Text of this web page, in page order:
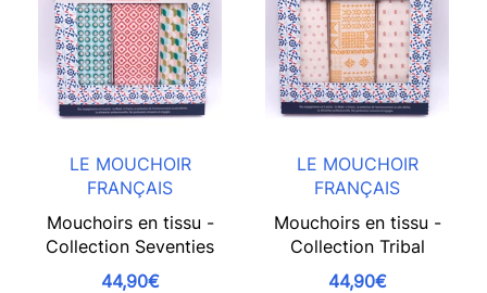
LE MOUCHOIR
FRANÇAIS
Mouchoirs en tissu -
Collection Seventies
44,90€
LE MOUCHOIR
FRANÇAIS
Mouchoirs en tissu -
Collection Tribal
44,90€